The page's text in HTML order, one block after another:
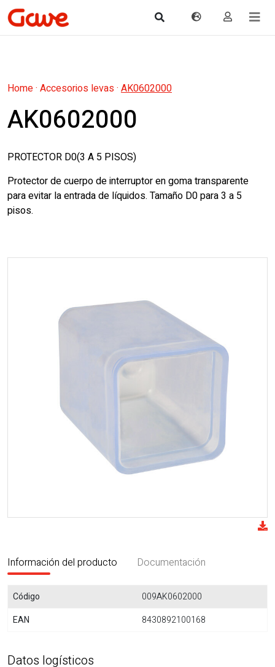
Home· Accesorios levas· AK0602000
AK0602000
PROTECTOR D0(3 A 5 PISOS)
Protector de cuerpo de interruptor en goma transparente
para evitar la entrada de líquidos. Tamaño D0 para 3 a 5
pisos.
Información del producto Documentación
Código
009AK0602000
EAN
8430892100168
Datos logísticos